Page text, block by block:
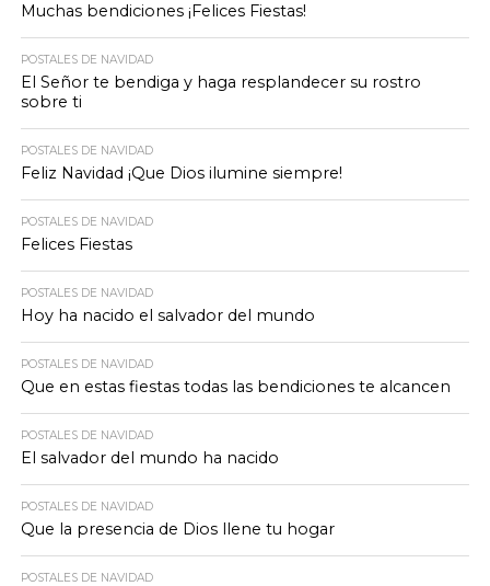
Muchas bendiciones ¡Felices Fiestas!
POSTALES DE NAVIDAD
El Señor te bendiga y haga resplandecer su rostro
sobre ti
POSTALES DE NAVIDAD
Feliz Navidad ¡Que Dios ilumine siempre!
POSTALES DE NAVIDAD
Felices Fiestas
POSTALES DE NAVIDAD
Hoy ha nacido el salvador del mundo
POSTALES DE NAVIDAD
Que en estas fiestas todas las bendiciones te alcancen
POSTALES DE NAVIDAD
El salvador del mundo ha nacido
POSTALES DE NAVIDAD
Que la presencia de Dios llene tu hogar
POSTALES DE NAVIDAD